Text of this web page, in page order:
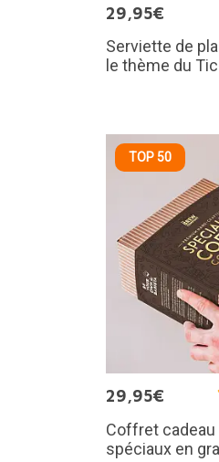
29,95€
Serviette de
le thème du
TOP 50
29,95€
Coffret
spéciaux en